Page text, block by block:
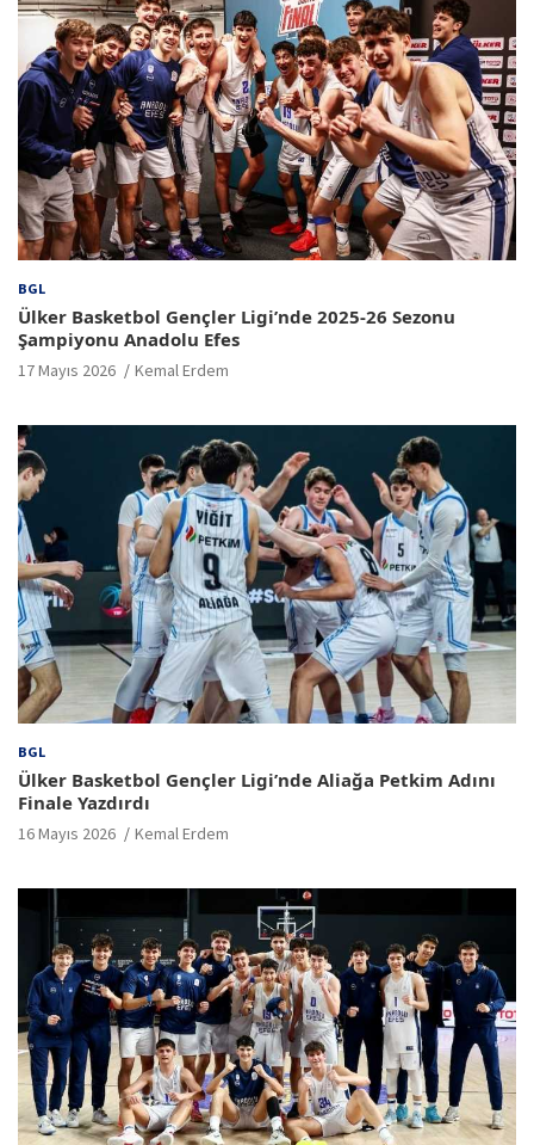
BGL
Ülker Basketbol Gençler Ligi’nde 2025-26 Sezonu
Şampiyonu Anadolu Efes
17 Mayıs 2026 Kemal Erdem
BGL
Ülker Basketbol Gençler Ligi’nde Aliağa Petkim Adını
Finale Yazdırdı
16 Mayıs 2026 Kemal Erdem